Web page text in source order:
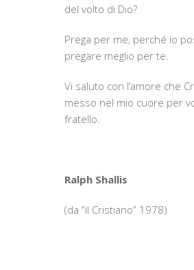
del volto di Dio?
Prega per me, perché io
pregare meglio per te.
Vi saluto con l’amore che
messo nel mio cuore per
fratello.
Ralph Shallis
(da “il Cristiano” 1978)